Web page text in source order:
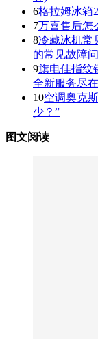
6格拉姆冰箱
7万喜售后怎
8冷藏冰机常
的常见故障
9旗电佳指纹
全新服务尽
10空调奥克
少？”
图文阅读